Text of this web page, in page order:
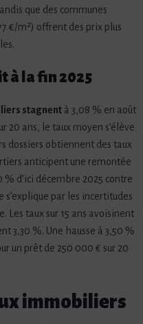
que des communes
€/m²) offrent des prix plus
à la fin 2025
stagnent à 3,08 % en août
20 ans, le taux moyen s’élève
dossiers obtiennent des taux
anticipent une remontée
d’ici décembre 2025 contre
par les incertitudes
Les taux sur 15 ans avoisinent
3,30 %. Une hausse à 3,50 %
un prêt de 250 000 € sur 20
immobiliers